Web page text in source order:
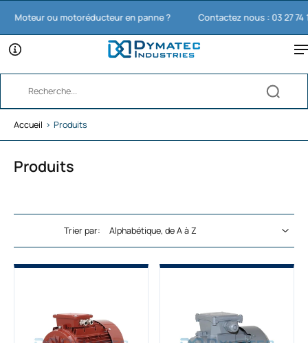
ou motoréducteur en panne ? Contactez nous : 03 27 74 11 65
Accueil › Produits
Produits
Trier par: